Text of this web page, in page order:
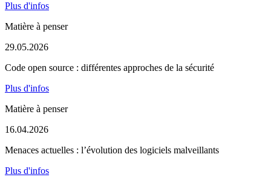
Plus d'infos
Matière à penser
29.05.2026
Code open source : différentes approches de la sécurité
Plus d'infos
Matière à penser
16.04.2026
Menaces actuelles : l’évolution des logiciels malveillants
Plus d'infos